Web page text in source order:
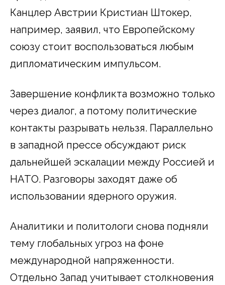
Канцлер Австрии Кристиан Штокер,
например, заявил, что Европейскому
союзу стоит воспользоваться любым
дипломатическим импульсом.
Завершение конфликта возможно только
через диалог, а потому политические
контакты разрывать нельзя. Параллельно
в западной прессе обсуждают риск
дальнейшей эскалации между Россией и
НАТО. Разговоры заходят даже об
использовании ядерного оружия.
Аналитики и политологи снова подняли
тему глобальных угроз на фоне
международной напряженности.
Отдельно Запад учитывает столкновения